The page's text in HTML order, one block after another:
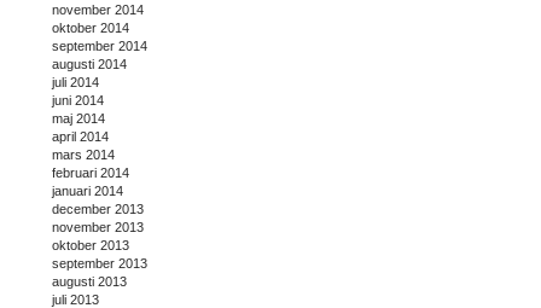
november 2014
oktober 2014
september 2014
augusti 2014
juli 2014
juni 2014
maj 2014
april 2014
mars 2014
februari 2014
januari 2014
december 2013
november 2013
oktober 2013
september 2013
augusti 2013
juli 2013